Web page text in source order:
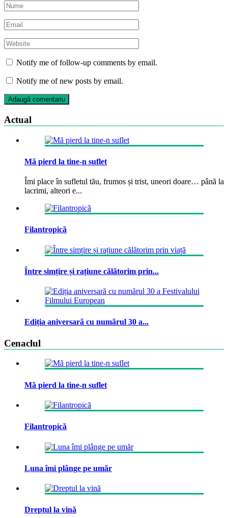
Notify me of follow-up comments by email.
Notify me of new posts by email.
Actual
Mă pierd la tine-n suflet
Îmi place în sufletul tău, frumos și trist, uneori doare… până la
lacrimi, alteori e...
Filantropică
Între simțire și rațiune călătorim prin...
Ediția aniversară cu numărul 30 a...
Cenaclul
Mă pierd la tine-n suflet
Filantropică
Luna îmi plânge pe umăr
Dreptul la vină